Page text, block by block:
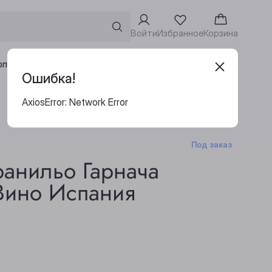
ВойтиИзбранноеКорзина
клиентам Адреса винотек
Под заказ
Гарнача
Испания
Ошибка!
AxiosError: Network Error